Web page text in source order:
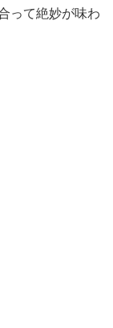
って絶妙が味わ